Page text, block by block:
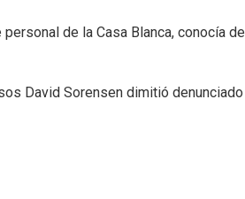
de la Casa Blanca, conocía
David Sorensen dimitió